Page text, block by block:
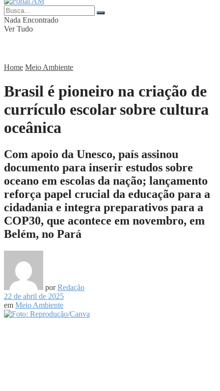
Nada Encontrado
Ver Tudo
Home Meio Ambiente
Brasil é pioneiro na criação de
currículo escolar sobre cultura
oceânica
Com apoio da Unesco, país assinou
documento para inserir estudos sobre
oceano em escolas da nação; lançamento
reforça papel crucial da educação para a
cidadania e integra preparativos para a
COP30, que acontece em novembro, em
Belém, no Pará
por Redação
22 de abril de 2025
em Meio Ambiente